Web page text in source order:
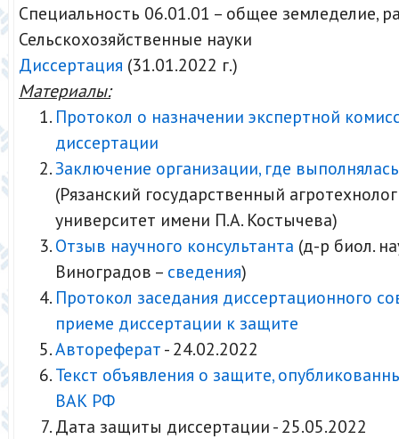
Специальность 06.01.01 – общее земледелие,
Сельскохозяйственные науки
Диссертация (31.01.2022 г.)
Материалы:
Протокол о назначении экспертной
диссертации
Заключение организации, где
(Рязанский государственный
университет имени П.А. Костычева)
Отзыв научного консультанта (д-р биол.
Виноградов – сведения)
Протокол заседания диссертационного
приеме диссертации к защите
Автореферат - 24.02.2022
Текст объявления о защите,
ВАК РФ
Дата защиты диссертации - 25.05.2022